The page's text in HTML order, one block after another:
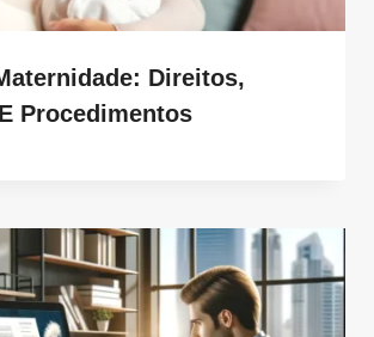
Direitos,
Procedimentos